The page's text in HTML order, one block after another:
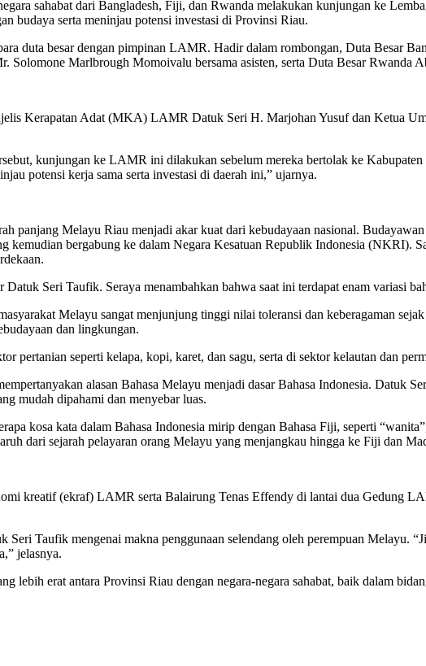
sahabat dari Bangladesh, Fiji, dan Rwanda melakukan kunjungan ke
budaya serta meninjau potensi investasi di Provinsi Riau.
duta besar dengan pimpinan LAMR. Hadir dalam rombongan, Duta Besar
Solomone Marlbrough Momoivalu bersama asisten, serta Duta Besar Rwanda
Kerapatan Adat (MKA) LAMR Datuk Seri H. Marjohan Yusuf dan Ketua
kunjungan ke LAMR ini dilakukan sebelum mereka bertolak ke
potensi kerja sama serta investasi di daerah ini,” ujarnya.
panjang Melayu Riau menjadi akar kuat dari kebudayaan nasional.
kemudian bergabung ke dalam Negara Kesatuan Republik Indonesia (NKRI).
Seri Taufik. Seraya menambahkan bahwa saat ini terdapat enam variasi
Melayu sangat menjunjung tinggi nilai toleransi dan keberagaman
dan lingkungan.
pertanian seperti kelapa, kopi, karet, dan sagu, serta di sektor kelautan dan
alasan Bahasa Melayu menjadi dasar Bahasa Indonesia. Datuk
mudah dipahami dan menyebar luas.
kosa kata dalam Bahasa Indonesia mirip dengan Bahasa Fiji, seperti
dari sejarah pelayaran orang Melayu yang menjangkau hingga ke Fiji dan
kreatif (ekraf) LAMR serta Balairung Tenas Effendy di lantai dua Gedung
Seri Taufik mengenai makna penggunaan selendang oleh perempuan Melayu.
jelasnya.
lebih erat antara Provinsi Riau dengan negara-negara sahabat, baik dalam